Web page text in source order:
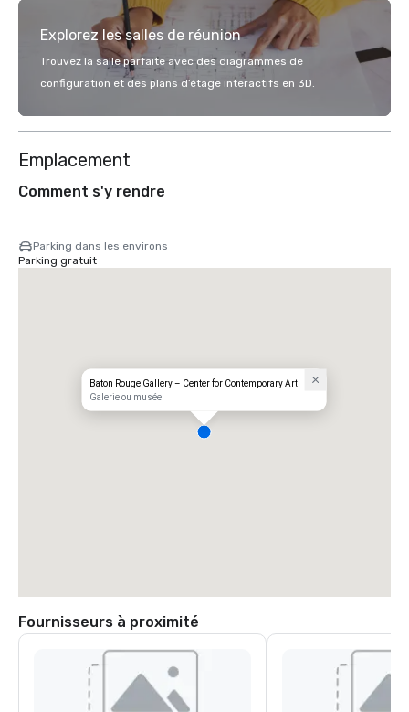
Explorez les salles de réunion
Trouvez la salle parfaite avec des diagrammes de
configuration et des plans d’étage interactifs en 3D.
Emplacement
Comment s'y rendre
Parking dans les environs
Parking gratuit
Baton Rouge Gallery – Center for Contemporary Art
Galerie ou musée
Fournisseurs à proximité